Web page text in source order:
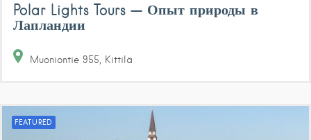
Polar Lights Tours — Опыт природы в
Лапландии
Muoniontie 955 Kittilä
FEATURED